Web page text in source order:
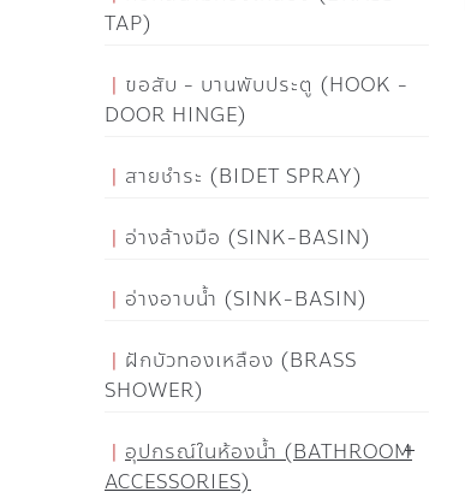
TAP)
ขอสับ - บานพับประตู (HOOK -
DOOR HINGE)
สายชำระ (BIDET SPRAY)
อ่างล้างมือ (SINK-BASIN)
อ่างอาบน้ำ (SINK-BASIN)
ฝักบัวทองเหลือง (BRASS
SHOWER)
อุปกรณ์ในห้องน้ำ (BATHROOM
ACCESSORIES)